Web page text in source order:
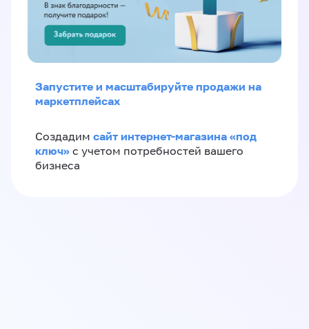
Запустите и масштабируйте продажи на
маркетплейсах
Создадим сайт интернет-магазина «под
ключ» с учетом потребностей вашего
бизнеса